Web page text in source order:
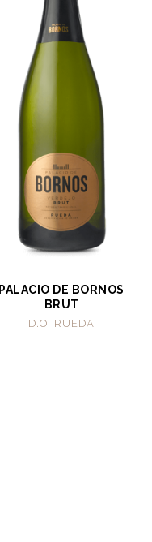
PALACIO DE BORNOS
BRUT
D.O. RUEDA